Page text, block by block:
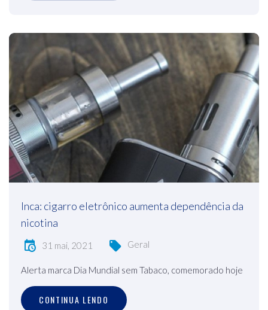
Inca: cigarro eletrônico aumenta dependência da
nicotina
31 mai, 2021 Geral
Alerta marca Dia Mundial sem Tabaco, comemorado hoje
CONTINUA LENDO